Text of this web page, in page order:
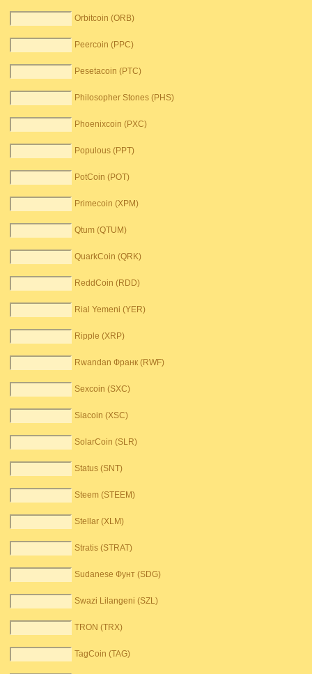
Orbitcoin (ORB)
Peercoin (PPC)
Pesetacoin (PTC)
Philosopher Stones (PHS)
Phoenixcoin (PXC)
Populous (PPT)
PotCoin (POT)
Primecoin (XPM)
Qtum (QTUM)
QuarkCoin (QRK)
ReddCoin (RDD)
Rial Yemeni (YER)
Ripple (XRP)
Rwandan Франк (RWF)
Sexcoin (SXC)
Siacoin (XSC)
SolarCoin (SLR)
Status (SNT)
Steem (STEEM)
Stellar (XLM)
Stratis (STRAT)
Sudanese Фунт (SDG)
Swazi Lilangeni (SZL)
TRON (TRX)
TagCoin (TAG)